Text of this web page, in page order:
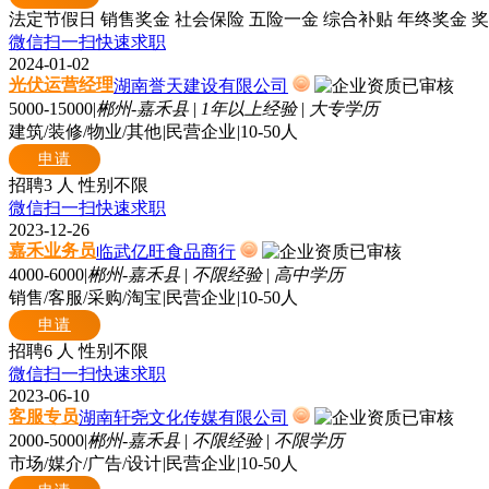
法定节假日 销售奖金 社会保险 五险一金 综合补贴 年终奖金
微信扫一扫快速求职
2024-01-02
光伏运营经理湖南誉天建设有限公司
5000-15000|郴州-嘉禾县 | 1年以上经验 | 大专学历
建筑/装修/物业/其他|民营企业|10-50人
申请
招聘3 人 性别不限
微信扫一扫快速求职
2023-12-26
嘉禾业务员临武亿旺食品商行
4000-6000|郴州-嘉禾县 | 不限经验 | 高中学历
销售/客服/采购/淘宝|民营企业|10-50人
申请
招聘6 人 性别不限
微信扫一扫快速求职
2023-06-10
客服专员湖南轩尧文化传媒有限公司
2000-5000|郴州-嘉禾县 | 不限经验 | 不限学历
市场/媒介/广告/设计|民营企业|10-50人